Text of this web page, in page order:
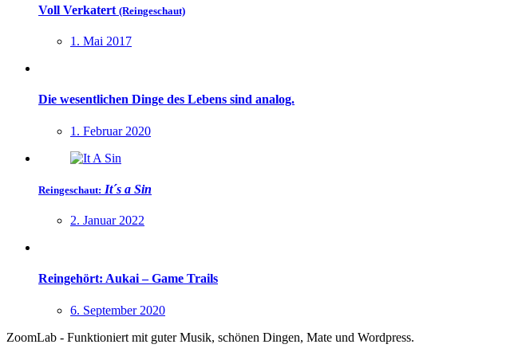
Voll Verkatert (Reingeschaut)
1. Mai 2017
Die wesentlichen Dinge des Lebens sind analog.
1. Februar 2020
Reingeschaut: It´s a Sin
2. Januar 2022
Reingehört: Aukai – Game Trails
6. September 2020
ZoomLab - Funktioniert mit guter Musik, schönen Dingen, Mate und Wordpress.